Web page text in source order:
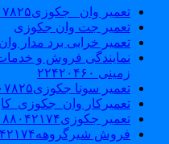
تعمیر وان _جکوزی۰۹۱۲۱۵۰۷۸۲۵
تعمیر جت وان جکوزی
تعمیر خرابی برد مدار وان
نمایندگی فروش و خدمات
زمینی ۲۲۴۲۰۴۶۰
تعمیر سونا جکوزی۰۹۱۲۱۵۰۷۸۲۵#| Sauna | Jacuzzi
تعمیرکار
تعمیر جکوزی۸۸۰۴۲۱۷۴_فروش وان جکوزی
فروش شیرگروهه۸۸۰۴۲۱۷۴_تعمیر شیرگروهه